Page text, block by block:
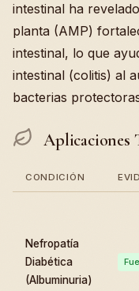
intestinal ha
planta (AMP)
intestinal, lo que
intestinal (colitis) al
bacterias
Aplicaciones
CONDICIÓN
Nefropatía
Diabética
(Albuminuria)